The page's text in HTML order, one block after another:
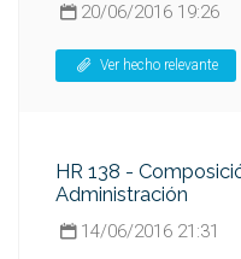
20/06/2016 19:26
Ver hecho relevante
HR 138 -
Administración
14/06/2016 21:31